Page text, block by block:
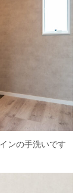
ンの手洗いです